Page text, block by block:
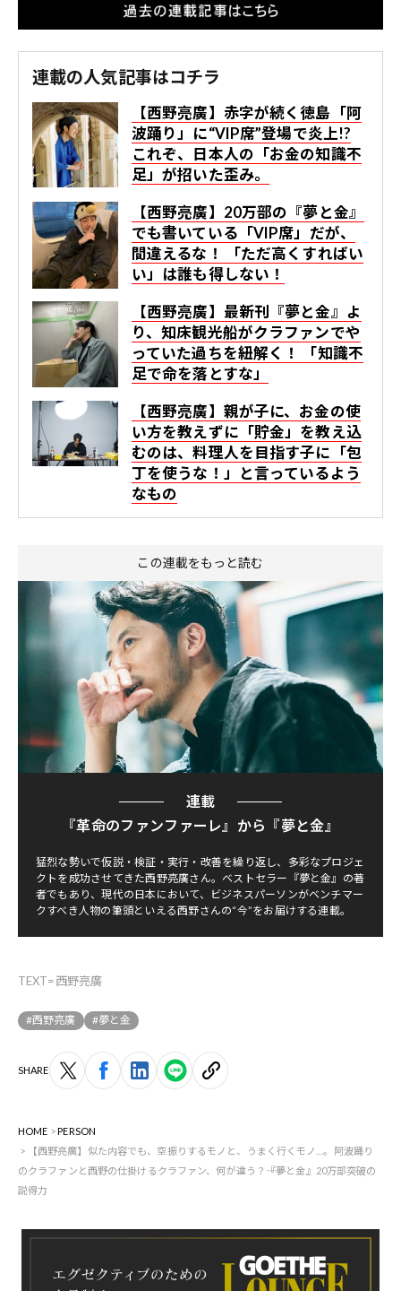
連載の人気記事はコチラ
【西野亮廣】赤字が続く徳島「阿
波踊り」に“VIP席”登場で炎上!?
これぞ、日本人の「お金の知識不
足」が招いた歪み。
【西野亮廣】20万部の『夢と金』
でも書いている「VIP席」だが、
間違えるな！ 「ただ高くすればい
い」は誰も得しない！
【西野亮廣】最新刊『夢と金』よ
り、知床観光船がクラファンでや
っていた過ちを紐解く！ 「知識不
足で命を落とすな」
【西野亮廣】親が子に、お金の使
い方を教えずに「貯金」を教え込
むのは、料理人を目指す子に「包
丁を使うな！」と言っているよう
なもの
この連載をもっと読む
連載
『革命のファンファーレ』から『夢と金』
猛烈な勢いで仮説・検証・実行・改善を繰り返し、多彩なプロジェ
クトを成功させてきた西野亮廣さん。ベストセラー『夢と金』の著
者でもあり、現代の日本において、ビジネスパーソンがベンチマー
クすべき人物の筆頭といえる西野さんの“今”をお届けする連載。
TEXT=西野亮廣
#西野亮廣 #夢と金
SHARE
HOME
PERSON
【西野亮廣】似た内容でも、空振りするモノと、うまく行くモノ…。阿波踊り
のクラファンと西野の仕掛けるクラファン、何が違う？――『夢と金』20万部突破の
説得力